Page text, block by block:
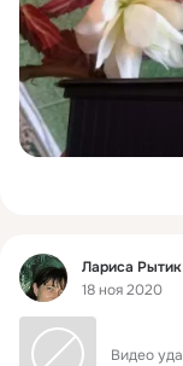
Фид
Лариса Рытик
18 ноя 2020
Видео